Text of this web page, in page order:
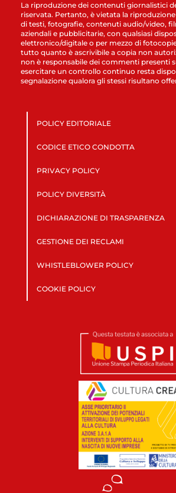
La riproduzione dei contenuti giornalistici
riservata. Pertanto, è vietata la riproduzione
di testi, fotografie, contenuti audio/video,
aziendali e pubblicitarie, con qualsiasi
elettronico/digitale o per mezzo di
tutto quanto è ascrivibile a copia non
non è responsabile dei commenti presenti
esercitare un controllo continuo resta
segnalazione qualora gli stessi risultano
POLICY EDITORIALE
CODICE ETICO CONDOTTA
PRIVACY POLICY
POLICY DIVERSITÀ
DICHIARAZIONE DI TRASPARENZA
GESTIONE DEI RECLAMI
WHISTLEBLOWER POLICY
COOKIE POLICY